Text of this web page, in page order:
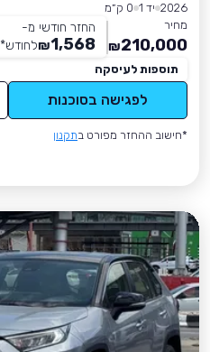
2026 יד 1
0 ק״מ
מחיר
210,000
₪
החזר חודשי מ-
1,568
₪לחודש*
תוספות לעיסקה
לפגישה בסוכנות
*חישוב ההחזר מפורט בתקנון